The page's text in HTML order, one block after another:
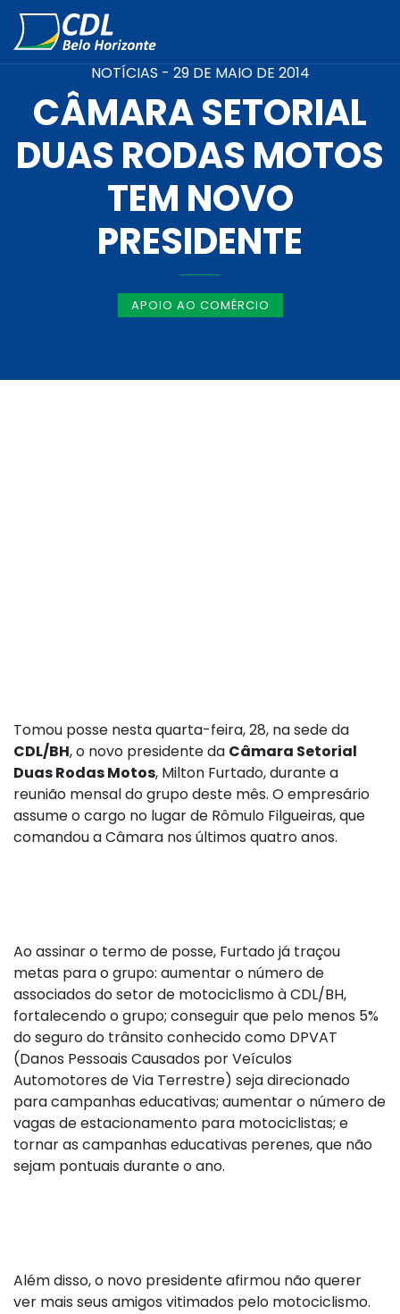
NOTÍCIAS - 29 DE MAIO DE 2014
CÂMARA SETORIAL
DUAS RODAS MOTOS
TEM NOVO
PRESIDENTE
APOIO AO COMÉRCIO
Tomou posse nesta quarta-feira, 28, na sede da
CDL/BH, o novo presidente da Câmara Setorial
Duas Rodas Motos, Milton Furtado, durante a
reunião mensal do grupo deste mês. O empresário
assume o cargo no lugar de Rômulo Filgueiras, que
comandou a Câmara nos últimos quatro anos.
Ao assinar o termo de posse, Furtado já traçou
metas para o grupo: aumentar o número de
associados do setor de motociclismo à CDL/BH,
fortalecendo o grupo; conseguir que pelo menos 5%
do seguro do trânsito conhecido como DPVAT
(Danos Pessoais Causados por Veículos
Automotores de Via Terrestre) seja direcionado
para campanhas educativas; aumentar o número de
vagas de estacionamento para motociclistas; e
tornar as campanhas educativas perenes, que não
sejam pontuais durante o ano.
Além disso, o novo presidente afirmou não querer
ver mais seus amigos vitimados pelo motociclismo.